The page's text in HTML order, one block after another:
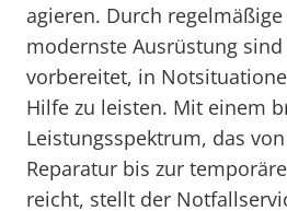
agieren. Durch
modernste Ausrüstung
vorbereitet, in
Hilfe zu leisten. Mit einem
Leistungsspektrum, das
Reparatur bis zur
reicht, stellt der